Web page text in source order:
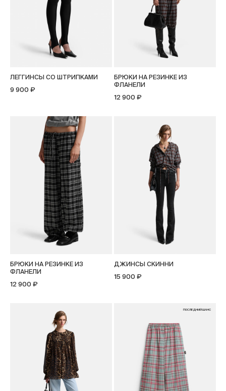
ЛЕГГИНСЫ СО ШТРИПКАМИ
9 900 ₽
БРЮКИ НА РЕЗИНКЕ ИЗ
ФЛАНЕЛИ
12 900 ₽
БРЮКИ НА РЕЗИНКЕ ИЗ
ФЛАНЕЛИ
12 900 ₽
ДЖИНСЫ СКИННИ
15 900 ₽
ПОСЛЕДНИЙ ШАНС